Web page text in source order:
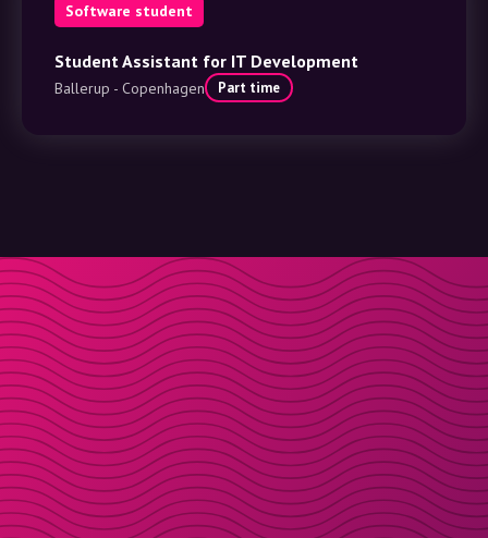
Software student
Student Assistant for IT Development
Ballerup - Copenhagen Part time